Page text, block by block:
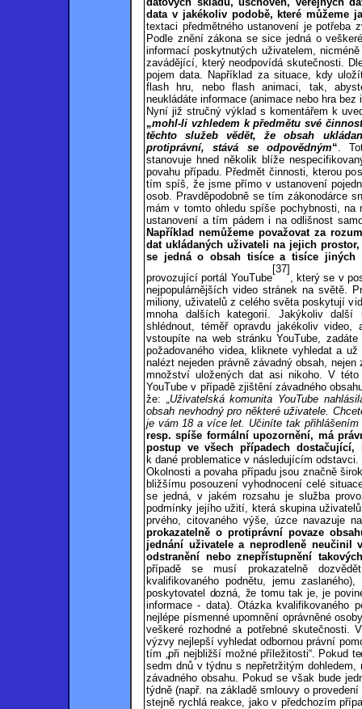
data v jakékoliv podobě, které můžeme
textaci předmětného ustanovení je potřeba
Podle znění zákona se sice jedná o
informací poskytnutých uživatelem,
zavádějící, který neodpovídá skutečnosti.
pojem data. Například za situace, kdy
flash hru, nebo flash animaci, tak,
neukládáte informace (animace nebo hra
Nyní již stručný výklad s komentářem k
„mohl-li vzhledem k předmětu své
těchto služeb vědět, že obsah
protiprávní, stává se odpovědným“ .
stanovuje hned několik blíže
povahu případu. Předmět činnosti, kterou
tím spíš, že jsme přímo v ustanovení
osob. Pravděpodobně se tím zákonodárce
mám v tomto ohledu spíše pochybnosti, na
ustanovení a tím pádem i na odlišnost
Například nemůžeme považovat za
dat ukládaných uživateli na jejich
se jedná o obsah tisíce a tisíce jiných
provozující portál YouTube
[37]
, který se v
nejpopulárnějších video stránek na světě.
miliony, uživatelů z celého světa poskytují
mnoha dalších kategorií. Jakýkoliv další
shlédnout, téměř opravdu jakékoliv
vstoupíte na web stránku YouTube,
požadovaného videa, kliknete vyhledat a
nalézt nejeden právně závadný obsah,
množství uložených dat asi nikoho. V
YouTube v případě zjištění závadného
že:
„Uživatelská komunita YouTube
obsah nevhodný pro některé uživatele.
je vám 18 a více let. Učiníte tak přihlášením
resp. spíše formální upozornění, má
postup ve všech případech
k dané problematice v následujícím odstavci.
Okolnosti a povaha případu jsou značně
bližšímu posouzení vyhodnocení celé
se jedná, v jakém rozsahu je služba
podmínky jejího užití, která skupina
prvého, citovaného výše, úzce navazuje
prokazatelně o protiprávní povaze
jednání uživatele a neprodleně neučinil
odstranění nebo znepřístupnění
případě se musí prokazatelně
kvalifikovaného podnětu, jemu
poskytovatel dozná, že tomu tak je, je
informace - data). Otázka kvalifikovaného
nejlépe písmenné upomnění oprávněné
veškeré rozhodné a potřebné skutečnosti.
výzvy nejlepší vyhledat odbornou právní
tím „při nejbližší možné příležitosti“. Pokud
sedm dnů v týdnu s nepřetržitým
závadného obsahu. Pokud se však bude
týdně (např. na základě smlouvy o
stejně rychlá reakce, jako v předchozím